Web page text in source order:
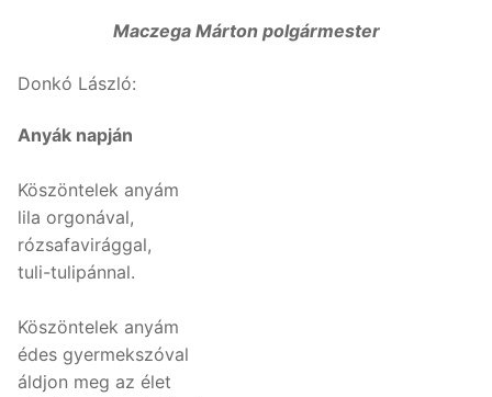
Maczega Márton polgármester
Donkó László:
Anyák napján
Köszöntelek anyám
lila orgonával,
rózsafavirággal,
tuli-tulipánnal.
Köszöntelek anyám
édes gyermekszóval
áldjon meg az élet